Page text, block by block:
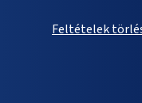
Feltételek